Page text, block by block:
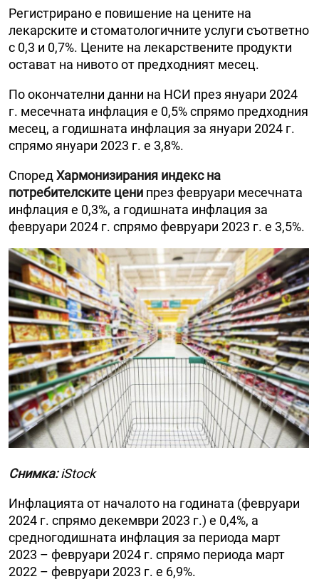
Регистрирано е повишение на цените на
лекарските и стоматологичните услуги съответно
с 0,3 и 0,7%. Цените на лекарствените продукти
остават на нивото от предходният месец.
По окончателни данни на НСИ през януари 2024
г. месечната инфлация е 0,5% спрямо предходния
месец, а годишната инфлация за януари 2024 г.
спрямо януари 2023 г. е 3,8%.
СпоредХармонизирания индекс на
потребителските цени през февруари месечната
инфлация е 0,3%, а годишната инфлация за
февруари 2024 г. спрямо февруари 2023 г. е 3,5%.
Снимка:iStock
Инфлацията от началото на годината (февруари
2024 г. спрямо декември 2023 г.) е 0,4%, а
средногодишната инфлация за периода март
2023 – февруари 2024 г. спрямо периода март
2022 – февруари 2023 г. е 6,9%.